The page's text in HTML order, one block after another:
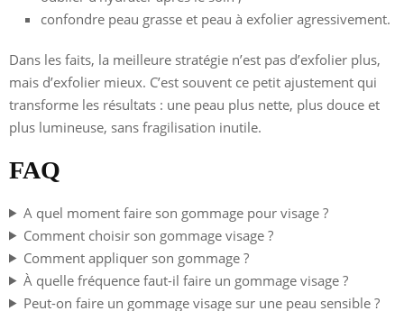
confondre peau grasse et peau à exfolier agressivement.
Dans les faits, la meilleure stratégie n’est pas d’exfolier plus,
mais d’exfolier mieux. C’est souvent ce petit ajustement qui
transforme les résultats : une peau plus nette, plus douce et
plus lumineuse, sans fragilisation inutile.
FAQ
A quel moment faire son gommage pour visage ?
Comment choisir son gommage visage ?
Comment appliquer son gommage ?
À quelle fréquence faut-il faire un gommage visage ?
Peut-on faire un gommage visage sur une peau sensible ?